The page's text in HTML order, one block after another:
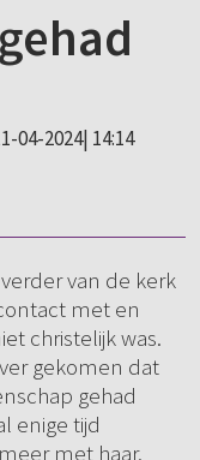
04-2024| 14:14
van de kerk
met en
christelijk was.
gekomen dat
gehad
enige tijd
met haar,